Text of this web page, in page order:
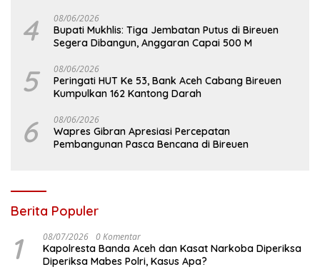
4 08/06/2026
Bupati Mukhlis: Tiga Jembatan Putus di Bireuen
Segera Dibangun, Anggaran Capai 500 M
5 08/06/2026
Peringati HUT Ke 53, Bank Aceh Cabang Bireuen
Kumpulkan 162 Kantong Darah
6 08/06/2026
Wapres Gibran Apresiasi Percepatan
Pembangunan Pasca Bencana di Bireuen
Berita Populer
1 08/07/2026 0 Komentar
Kapolresta Banda Aceh dan Kasat Narkoba Diperiksa
Diperiksa Mabes Polri, Kasus Apa?